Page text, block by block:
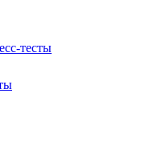
тесты